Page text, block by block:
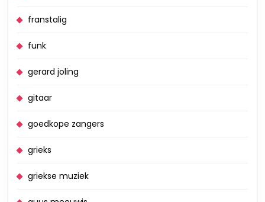
franstalig
funk
gerard joling
gitaar
goedkope zangers
grieks
griekse muziek